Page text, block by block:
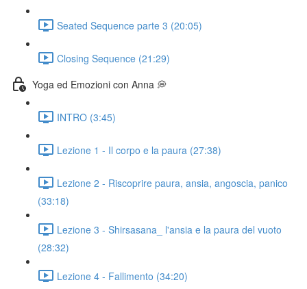
Seated Sequence parte 3 (20:05)
Closing Sequence (21:29)
Yoga ed Emozioni con Anna 💭
INTRO (3:45)
Lezione 1 - Il corpo e la paura (27:38)
Lezione 2 - Riscoprire paura, ansia, angoscia, panico
(33:18)
Lezione 3 - Shirsasana_ l'ansia e la paura del vuoto
(28:32)
Lezione 4 - Fallimento (34:20)